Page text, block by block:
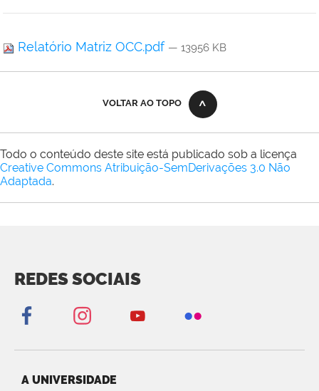
Relatório Matriz OCC.pdf — 13956 KB
VOLTAR AO TOPO
Todo o conteúdo deste site está publicado sob a licença
Creative Commons Atribuição-SemDerivações 3.0 Não
Adaptada.
REDES SOCIAIS
A UNIVERSIDADE